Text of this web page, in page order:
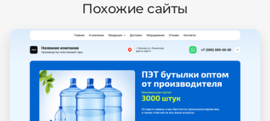
Похожие сайты